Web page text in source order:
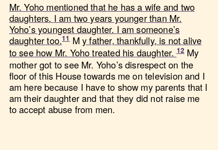
Mr. Yoho mentioned that he has a wife and two
daughters. I am two years younger than Mr.
Yoho’s youngest daughter. I am someone’s
daughter too.
My father, thankfully, is not alive
to see how Mr. Yoho treated his daughter.
My
mother got to see Mr. Yoho’s disrespect on the
floor of this House towards me on television and I
am here because I have to show my parents that I
am their daughter and that they did not raise me
to accept abuse from men.